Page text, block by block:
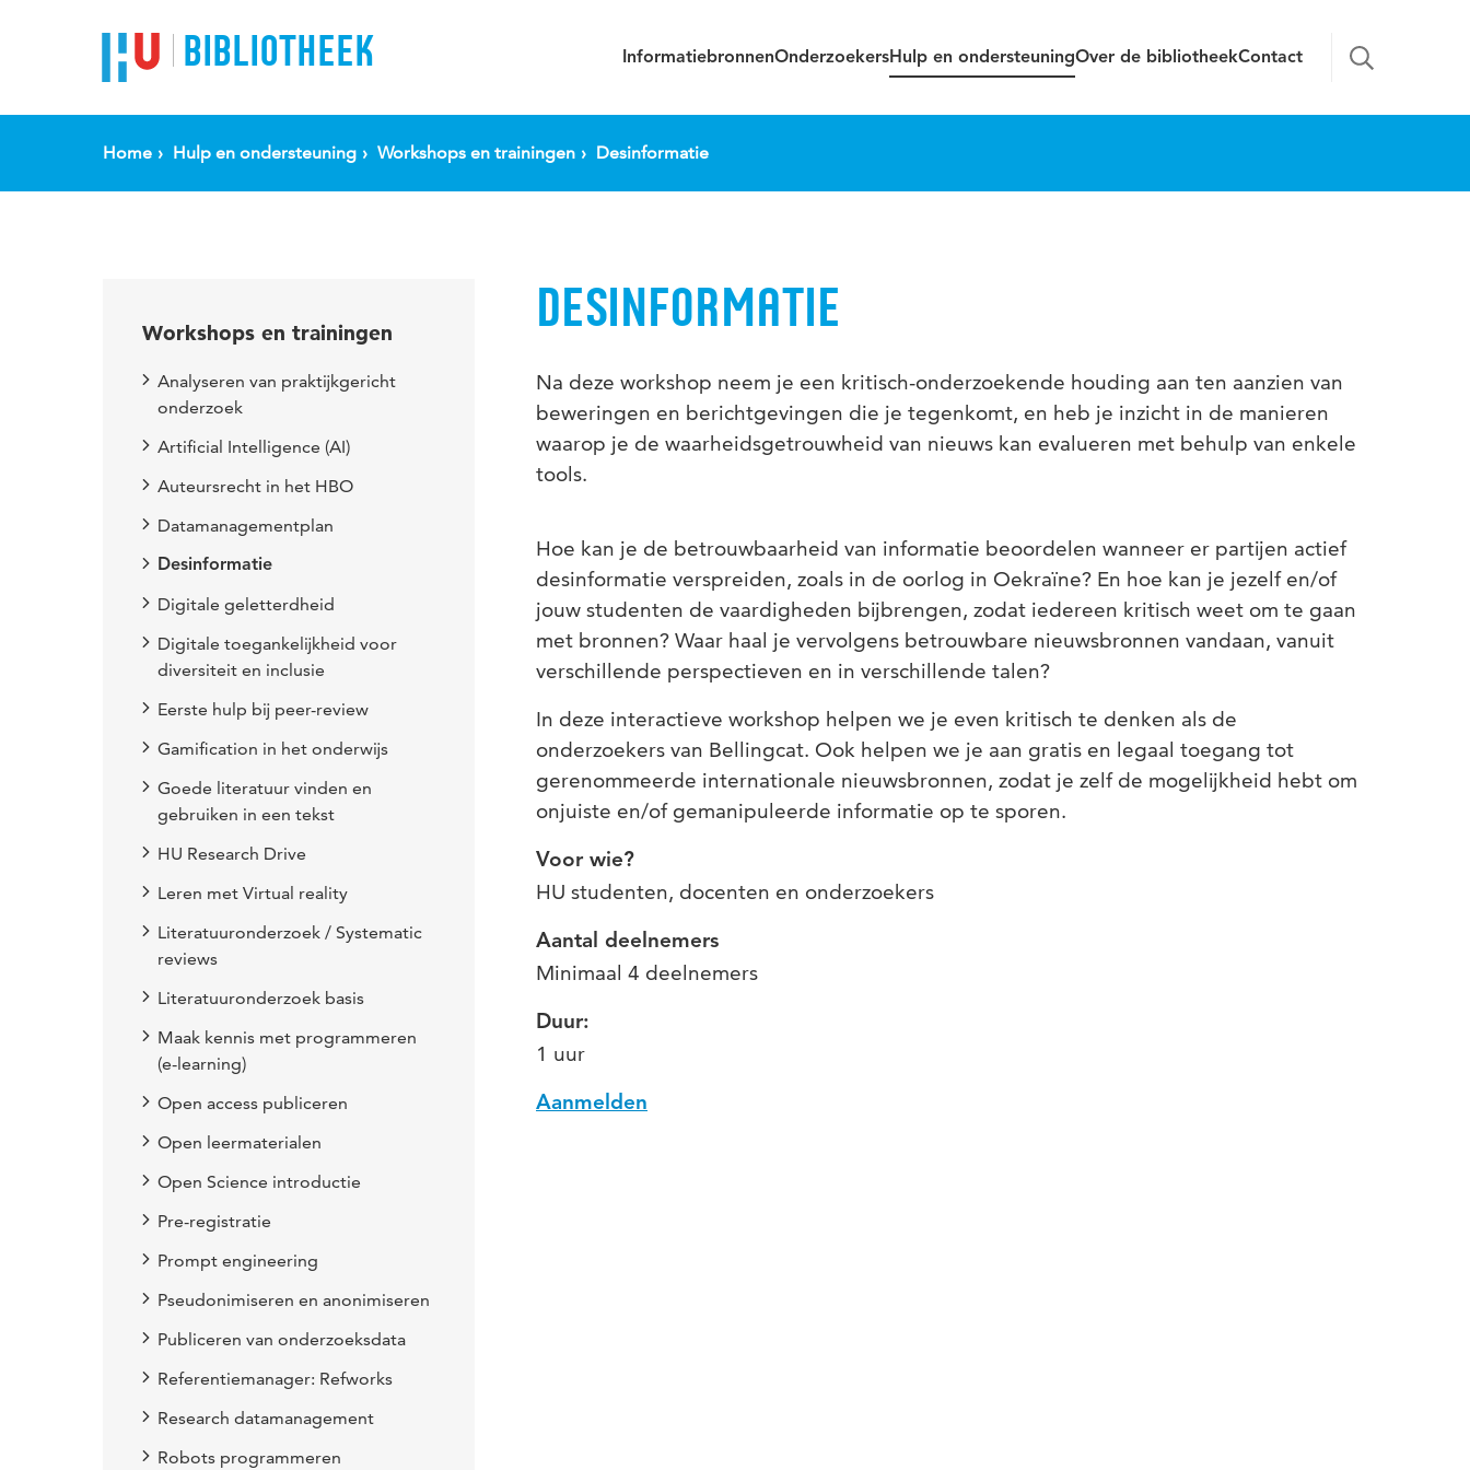
BIBLIOTHEEK InformatiebronnenOnderzoekersHulp en ondersteuningOver de bibliotheekContact
Home Hulp en ondersteuning Workshops en trainingen Desinformatie
Workshops en trainingen
Analyseren van praktijkgericht
onderzoek
Artificial Intelligence (AI)
Auteursrecht in het HBO
Datamanagementplan
Desinformatie
Digitale geletterdheid
Digitale toegankelijkheid voor
diversiteit en inclusie
Eerste hulp bij peer-review
Gamification in het onderwijs
Goede literatuur vinden en
gebruiken in een tekst
HU Research Drive
Leren met Virtual reality
Literatuuronderzoek / Systematic
reviews
Literatuuronderzoek basis
Maak kennis met programmeren
(e-learning)
Open access publiceren
Open leermaterialen
Open Science introductie
Pre-registratie
Prompt engineering
Pseudonimiseren en anonimiseren
Publiceren van onderzoeksdata
Referentiemanager: Refworks
Research datamanagement
Robots programmeren
DESINFORMATIE
Na deze workshop neem je een kritisch-onderzoekende houding aan ten aanzien van
beweringen en berichtgevingen die je tegenkomt, en heb je inzicht in de manieren
waarop je de waarheidsgetrouwheid van nieuws kan evalueren met behulp van enkele
tools.
Hoe kan je de betrouwbaarheid van informatie beoordelen wanneer er partijen actief
desinformatie verspreiden, zoals in de oorlog in Oekraïne? En hoe kan je jezelf en/of
jouw studenten de vaardigheden bijbrengen, zodat iedereen kritisch weet om te gaan
met bronnen? Waar haal je vervolgens betrouwbare nieuwsbronnen vandaan, vanuit
verschillende perspectieven en in verschillende talen?
In deze interactieve workshop helpen we je even kritisch te denken als de
onderzoekers van Bellingcat. Ook helpen we je aan gratis en legaal toegang tot
gerenommeerde internationale nieuwsbronnen, zodat je zelf de mogelijkheid hebt om
onjuiste en/of gemanipuleerde informatie op te sporen.
Voor wie?
HU studenten, docenten en onderzoekers
Aantal deelnemers
Minimaal 4 deelnemers
Duur:
1 uur
Aanmelden